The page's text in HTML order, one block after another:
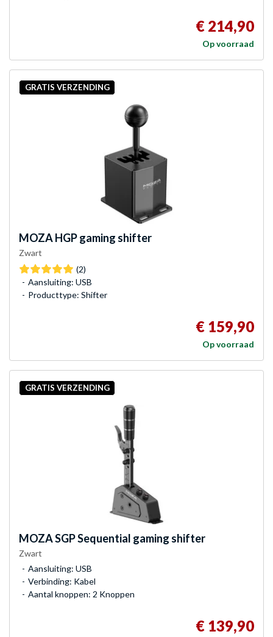
€ 214,90
Op voorraad
GRATIS VERZENDING
MOZAHGP gaming shifter
Zwart
(2)
Aansluiting: USB
Producttype: Shifter
€ 159,90
Op voorraad
GRATIS VERZENDING
MOZASGP Sequential gaming shifter
Zwart
Aansluiting: USB
Verbinding: Kabel
Aantal knoppen: 2 Knoppen
€ 139,90